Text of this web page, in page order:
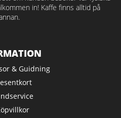
in! Kaffe finns alltid på
& Guidning